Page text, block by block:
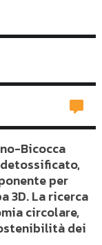
Bicocca
per
3D. La ricerca
circolare,
dei